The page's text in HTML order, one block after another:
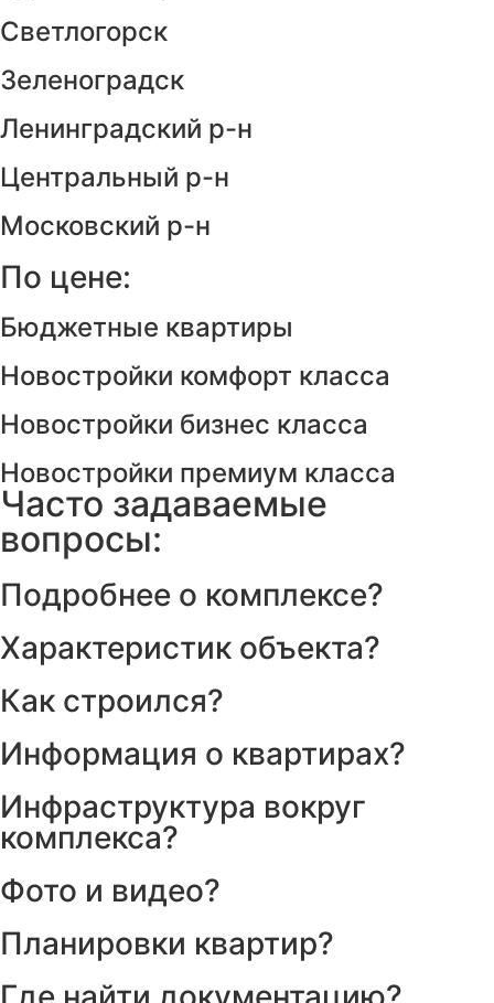
Светлогорск
Зеленоградск
Ленинградский р-н
Центральный р-н
Московский р-н
По цене:
Бюджетные квартиры
Новостройки комфорт класса
Новостройки бизнес класса
Новостройки премиум класса
Часто задаваемые
вопросы:
Подробнее о комплексе?
Характеристик объекта?
Как строился?
Информация о квартирах?
Инфраструктура вокруг
комплекса?
Фото и видео?
Планировки квартир?